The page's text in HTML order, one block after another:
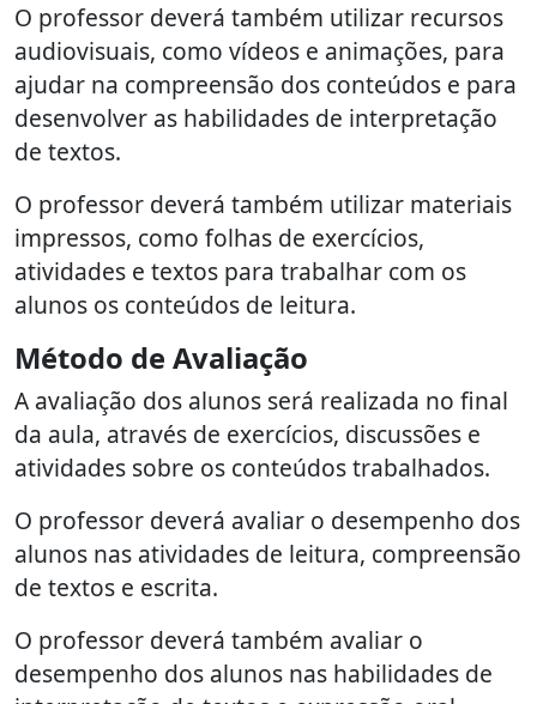
O professor deverá também utilizar recursos
audiovisuais, como vídeos e animações, para
ajudar na compreensão dos conteúdos e para
desenvolver as habilidades de interpretação
de textos.
O professor deverá também utilizar materiais
impressos, como folhas de exercícios,
atividades e textos para trabalhar com os
alunos os conteúdos de leitura.
Método de Avaliação
A avaliação dos alunos será realizada no final
da aula, através de exercícios, discussões e
atividades sobre os conteúdos trabalhados.
O professor deverá avaliar o desempenho dos
alunos nas atividades de leitura, compreensão
de textos e escrita.
O professor deverá também avaliar o
desempenho dos alunos nas habilidades de